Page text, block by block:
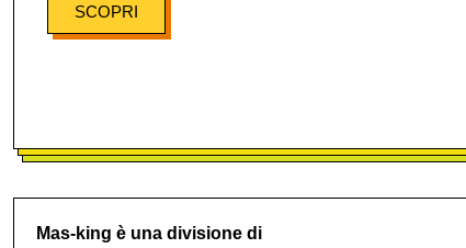
SCOPRI
Mas-king è una divisione di